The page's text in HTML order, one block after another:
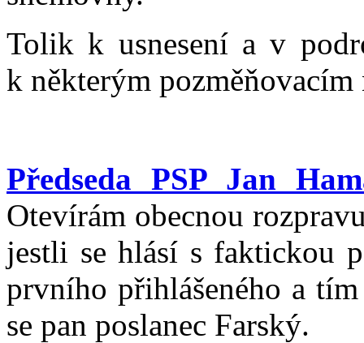
Tolik k usnesení a v
k některým pozměňovacím
Předseda PSP Jan
Otevírám obecnou
jestli se hlásí s faktickou
prvního přihlášeného a
se pan poslanec Farský.